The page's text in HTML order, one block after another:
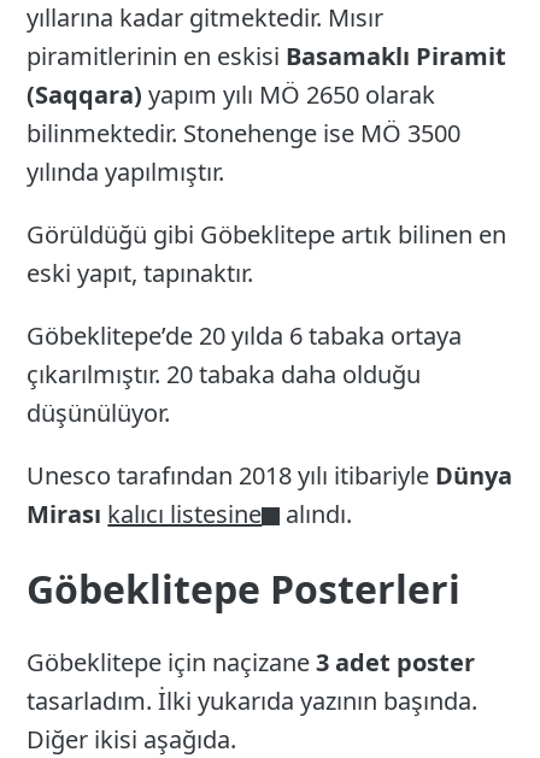
yıllarına kadar gitmektedir. Mısır
piramitlerinin en eskisi Basamaklı Piramit
(Saqqara) yapım yılı MÖ 2650 olarak
bilinmektedir. Stonehenge ise MÖ 3500
yılında yapılmıştır.
Görüldüğü gibi Göbeklitepe artık bilinen en
eski yapıt, tapınaktır.
Göbeklitepe’de 20 yılda 6 tabaka ortaya
çıkarılmıştır. 20 tabaka daha olduğu
düşünülüyor.
Unesco tarafından 2018 yılı itibariyle Dünya
Mirası kalıcı listesine alındı.
Göbeklitepe Posterleri
Göbeklitepe için naçizane3 adet poster
tasarladım. İlki yukarıda yazının başında.
Diğer ikisi aşağıda.